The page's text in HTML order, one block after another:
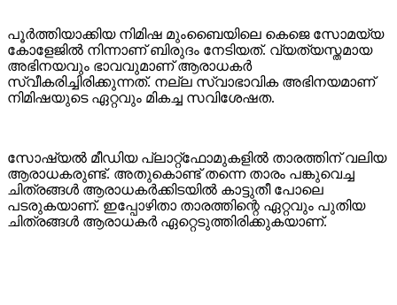
പൂർത്തിയാക്കിയ നിമിഷ മുംബൈയിലെ കെജെ സോമയ്യ
കോളേജിൽ നിന്നാണ് ബിരുദം നേടിയത്. വ്യത്യസ്തമായ
അഭിനയവും ഭാവവുമാണ് ആരാധകർ
സ്വീകരിച്ചിരിക്കുന്നത്. നല്ല സ്വാഭാവിക അഭിനയമാണ്
നിമിഷയുടെ ഏറ്റവും മികച്ച സവിശേഷത.
സോഷ്യൽ മീഡിയ പ്ലാറ്റ്‌ഫോമുകളിൽ താരത്തിന് വലിയ
ആരാധകരുണ്ട്. അതുകൊണ്ട് തന്നെ താരം പങ്കുവെച്ച
ചിത്രങ്ങൾ ആരാധകർക്കിടയിൽ കാട്ടുതീ പോലെ
പടരുകയാണ്. ഇപ്പോഴിതാ താരത്തിന്റെ ഏറ്റവും പുതിയ
ചിത്രങ്ങൾ ആരാധകർ ഏറ്റെടുത്തിരിക്കുകയാണ്.